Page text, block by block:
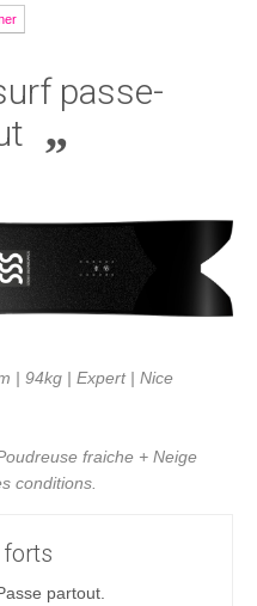
passe-
| 94kg | Expert | Nice
fraiche + Neige
conditions.
forts
partout.